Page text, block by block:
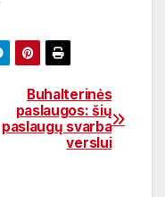
Buhalterinės
paslaugos: šių
paslaugų svarba
verslui